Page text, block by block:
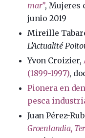
mar”, Mujeres
junio 2019
Mireille
L’Actualité
Yvon Croizier,
(1899-1997),
Pionera en
pesca
Juan Pérez-
Groenlandia,